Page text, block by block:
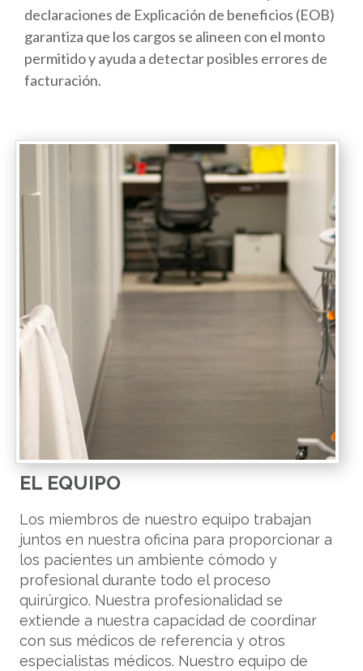
declaraciones de Explicación de beneficios (EOB)
garantiza que los cargos se alineen con el monto
permitido y ayuda a detectar posibles errores de
facturación.
EL EQUIPO
Los miembros de nuestro equipo trabajan
juntos en nuestra oficina para proporcionar a
los pacientes un ambiente cómodo y
profesional durante todo el proceso
quirúrgico. Nuestra profesionalidad se
extiende a nuestra capacidad de coordinar
con sus médicos de referencia y otros
especialistas médicos. Nuestro equipo de